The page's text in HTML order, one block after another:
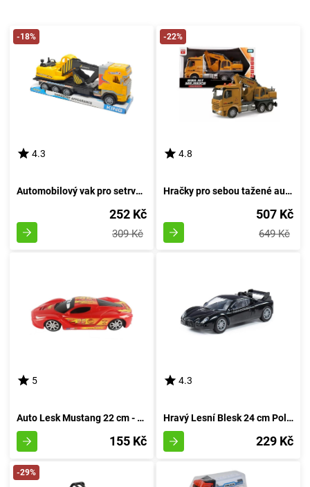
-18%
4.3
Automobilový vak pro setrvačník
252 Kč
309 Kč
-22%
4.8
Hračky pro sebou tažené autíčka
507 Kč
649 Kč
5
Auto Lesk Mustang 22 cm - rudá
155 Kč
4.3
Hravý Lesní Blesk 24 cm Polesie - rudá
229 Kč
-29%